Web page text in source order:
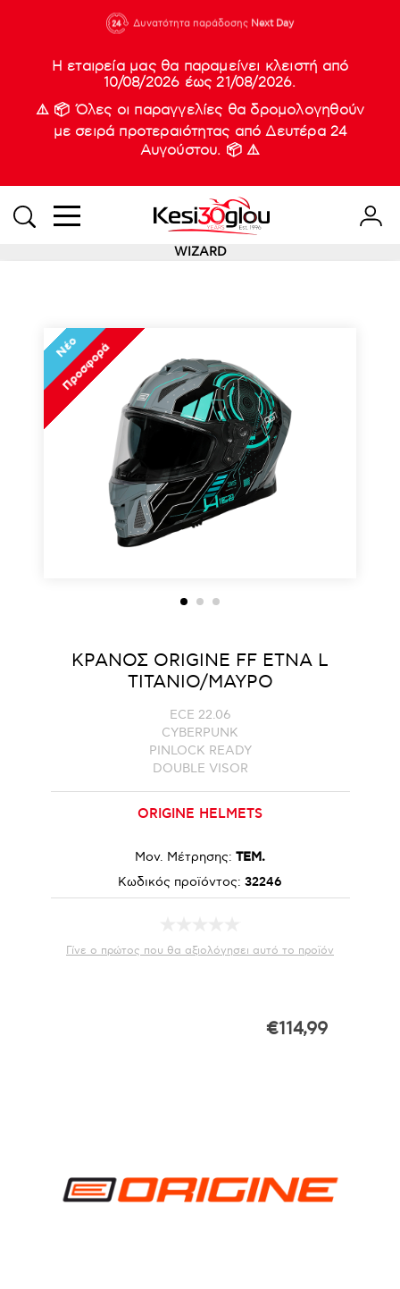
210 88 21
933
Δυνατότητα παράδοσης Next Day
Νέες
Η εταιρεία μας θα παραμείνει κλειστή από
10/08/2026 έως 21/08/2026.
⚠️ 📦 Όλες οι παραγγελίες θα δρομολογηθούν
με σειρά προτεραιότητας από Δευτέρα 24
Αυγούστου. 📦 ⚠️
WIZARD
Νέο
Προσφορά
ΚΡΑΝΟΣ ORIGINE FF ETNA L
ΤΙΤΑΝΙΟ/ΜΑΥΡΟ
ECE 22.06
CYBERPUNK
PINLOCK READY
DOUBLE VISOR
ORIGINE HELMETS
Μον. Μέτρησης: ΤΕΜ.
Κωδικός προϊόντος: 32246
Γίνε ο πρώτος που θα αξιολόγησει αυτό το προϊόν
€114,99